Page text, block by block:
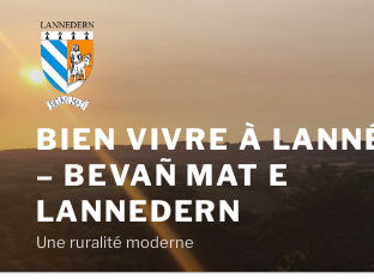
contenu
principal
BIEN VIVRE À
– BEVAÑ MAT E
LANNEDERN
Une ruralité moderne